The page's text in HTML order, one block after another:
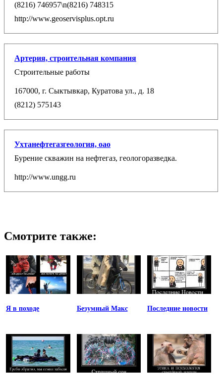
(8216) 746957\n(8216) 748315
http://www.geoservisplus.opt.ru
Артерия, строительная компания
Строительные работы
167000, г. Сыктывкар, Куратова ул., д. 18
(8212) 575143
Ухтанефтегазгеология, оао
Бурение скважин на нефтегаз, геологоразведка.
http://www.ungg.ru
Смотрите также:
Я в походе Безумный Макс Последние новости